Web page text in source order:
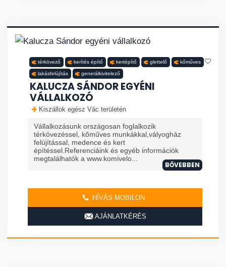
térkövező kerítés építő kertépítő glettelő kőműves
lakásfelújítás generálkivitelező
KALUCZA SÁNDOR EGYÉNI
VÁLLALKOZÓ
Kiszállok egész Vác területén
Vállalkozásunk országosan foglalkozik
térkövezéssel, kõműves munkákkal,vályogház
felújítással, medence és kert
építéssel.Referenciáink és egyéb információk
megtalálhatók a www.komivelo...
BŐVEBBEN
HÍVÁS MOBILON
AJÁNLATKÉRÉS